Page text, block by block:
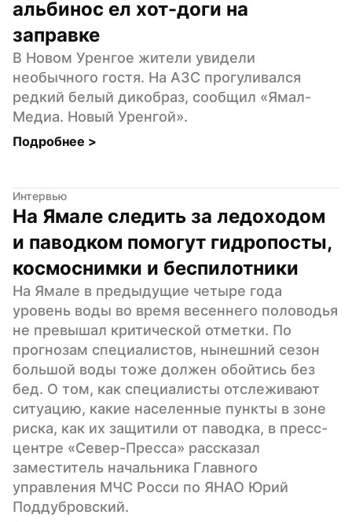
альбинос ел хот-доги на
заправке
В Новом Уренгое жители увидели
необычного гостя. На АЗС прогуливался
редкий белый дикобраз, сообщил «Ямал-
Медиа. Новый Уренгой».
Подробнее >
Интервью
На Ямале следить за ледоходом
и паводком помогут гидропосты,
космоснимки и беспилотники
На Ямале в предыдущие четыре года
уровень воды во время весеннего половодья
не превышал критической отметки. По
прогнозам специалистов, нынешний сезон
большой воды тоже должен обойтись без
бед. О том, как специалисты отслеживают
ситуацию, какие населенные пункты в зоне
риска, как их защитили от паводка, в пресс-
центре «Север-Пресса» рассказал
заместитель начальника Главного
управления МЧС Росси по ЯНАО Юрий
Поддубровский.